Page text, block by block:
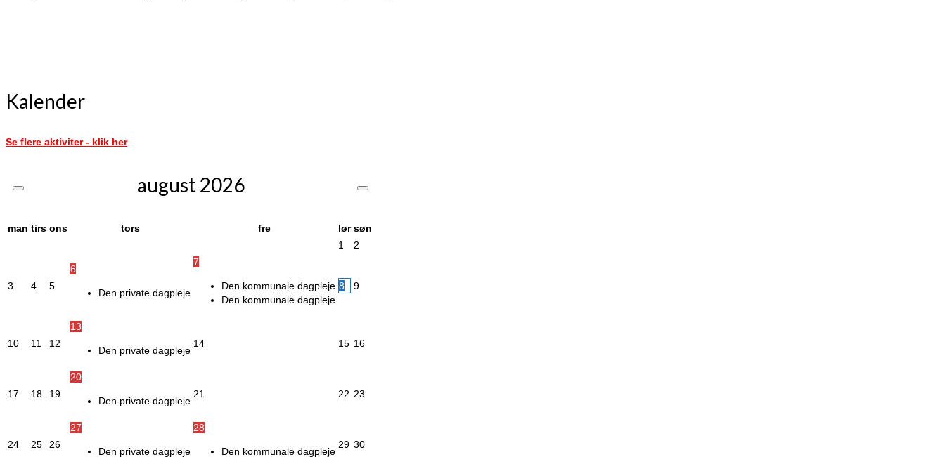
Kalender
Se flere aktiviter - klik her
august2026
man tirs ons tors fre lør søn
1
2
3 4 5
6
Den private dagpleje
7
Den kommunale dagpleje
Den kommunale dagpleje
8 9
10 11 12
13
Den private dagpleje
14 15 16
17 18 19
20
Den private dagpleje
21 22 23
24 25 26
27
Den private dagpleje
28
Den kommunale dagpleje
29 30